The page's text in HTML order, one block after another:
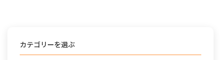
カテゴリーを選ぶ